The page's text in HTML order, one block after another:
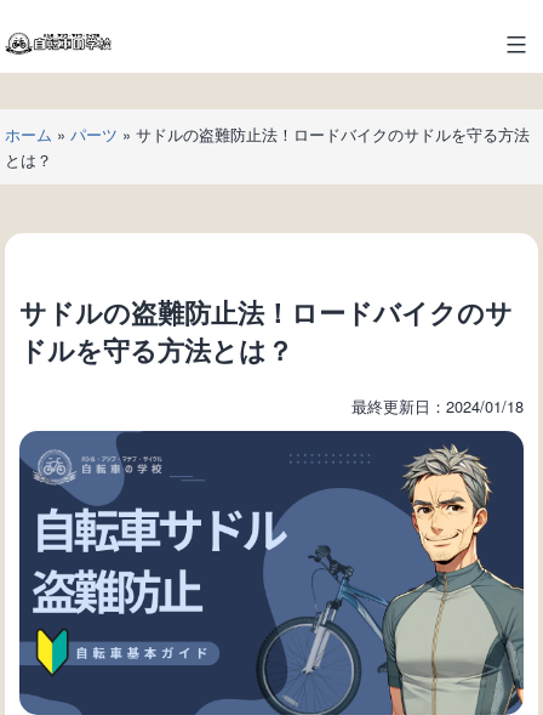
ン
テ
ツ
へ
ス
ッ
自
転
車
の
学
ホーム » パーツ » サドルの盗難防止法！ロードバイクのサドルを守る方法
とは？
サドルの盗難防止法！ロードバイクのサ
ドルを守る方法とは？
最終更新日：2024/01/18